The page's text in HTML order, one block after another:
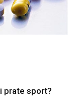
prate sport?